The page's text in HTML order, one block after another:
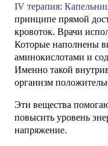
IV терапия:
принципе прямой
кровоток. Врачи
Которые наполнены
аминокислотами и
Именно такой
организм
Эти вещества
повысить уровень
напряжение.